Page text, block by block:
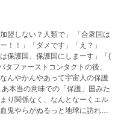
盟しない？人類で」 「合衆国は
！！」「ダメです」「え？」
保護国、保護国にしまーす」「(
タファーストコンタクトの後、
んやかんやあって宇宙人の保護
本当の意味での「保護」国みた
り関係なく、なんとなーくエル
鬼やらがぬるっと地球に訪れ始
るかと思ったらファンタジーが